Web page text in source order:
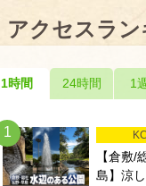
アクセスラ
1時間 24時間 1
1
【倉敷/
島】涼